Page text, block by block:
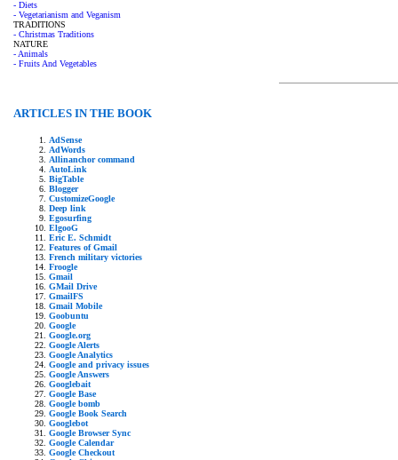
- Diets
- Vegetarianism and Veganism
TRADITIONS
- Christmas Traditions
NATURE
- Animals
- Fruits And Vegetables
ARTICLES IN THE BOOK
AdSense
AdWords
Allinanchor command
AutoLink
BigTable
Blogger
CustomizeGoogle
Deep link
Egosurfing
ElgooG
Eric E. Schmidt
Features of Gmail
French military victories
Froogle
Gmail
GMail Drive
GmailFS
Gmail Mobile
Goobuntu
Google
Google.org
Google Alerts
Google Analytics
Google and privacy issues
Google Answers
Googlebait
Google Base
Google bomb
Google Book Search
Googlebot
Google Browser Sync
Google Calendar
Google Checkout